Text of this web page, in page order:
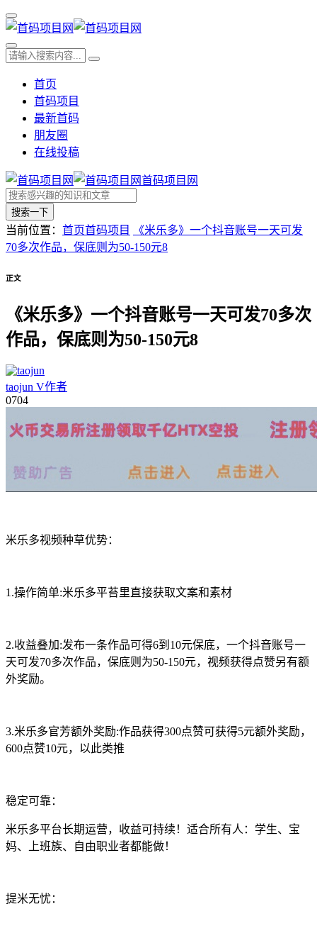
首页
首码项目
最新首码
朋友圈
在线投稿
首码项目网
搜索一下
当前位置： 首页首码项目
《米乐多》一个抖音账号一天可发
70多次作品，保底则为50-150元8
正文
《米乐多》一个抖音账号一天可发70多次
作品，保底则为50-150元8
taojun V作者
0704
米乐多视频种草优势：
1.操作简单:米乐多平苔里直接获取文案和素材
2.收益叠加:发布一条作品可得6到10元保底，一个抖音账号一
天可发70多次作品，保底则为50-150元，视频获得点赞另有额
外奖励。
3.米乐多官芳额外奖励:作品获得300点赞可获得5元额外奖励，
600点赞10元，以此类推
稳定可靠：
米乐多平台长期运营，收益可持续！适合所有人：学生、宝
妈、上班族、自由职业者都能做！
提米无忧：